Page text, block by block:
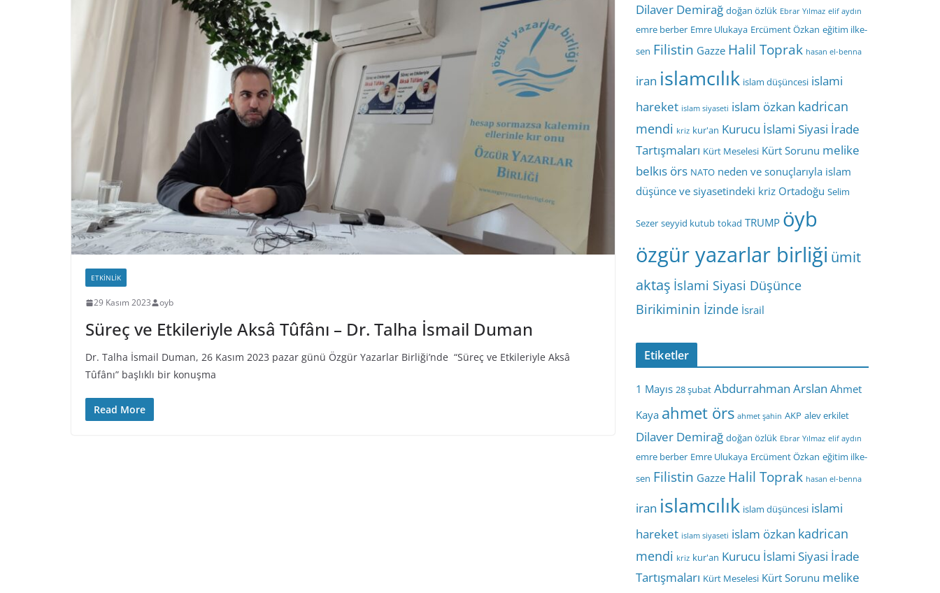
ETKINLIK
29 Kasım 2023 oyb
Süreç ve Etkileriyle Aksâ Tûfânı – Dr. Talha İsmail Duman
Dr. Talha İsmail Duman, 26 Kasım 2023 pazar günü Özgür Yazarlar Birliği’nde “Süreç ve Etkileriyle Aksâ
Tûfânı” başlıklı bir konuşma
Read More
Dilaver Demirağ doğan özlük Ebrar Yılmaz elif aydın
emre berber Emre Ulukaya Ercüment Özkan eğitim ilke-
sen Filistin Gazze Halil Toprak hasan el-benna
iran islamcılık islam düşüncesi islami
hareket islam siyaseti islam özkan kadrican
mendi kriz kur'an Kurucu İslami Siyasi İrade
Tartışmaları Kürt Meselesi Kürt Sorunu melike
belkıs örs NATO neden ve sonuçlarıyla islam
düşünce ve siyasetindeki kriz Ortadoğu Selim
Sezer seyyid kutub tokad TRUMP öyb
özgür yazarlar birliği ümit
aktaş İslami Siyasi Düşünce
Birikiminin İzinde İsrail
Etiketler
1 Mayıs 28 şubat Abdurrahman Arslan Ahmet
Kaya ahmet örs ahmet şahin AKP alev erkilet
Dilaver Demirağ doğan özlük Ebrar Yılmaz elif aydın
emre berber Emre Ulukaya Ercüment Özkan eğitim ilke-
sen Filistin Gazze Halil Toprak hasan el-benna
iran islamcılık islam düşüncesi islami
hareket islam siyaseti islam özkan kadrican
mendi kriz kur'an Kurucu İslami Siyasi İrade
Tartışmaları Kürt Meselesi Kürt Sorunu melike